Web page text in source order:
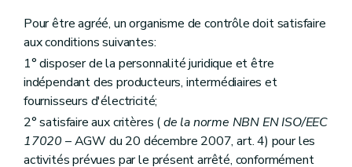
Pour être agréé, un organisme de contrôle doit satisfaire
aux conditions suivantes:
1° disposer de la personnalité juridique et être
indépendant des producteurs, intermédiaires et
fournisseurs d'électricité;
2° satisfaire aux critères (de la norme NBN EN ISO/EEC
17020 – AGW du 20 décembre 2007, art. 4) pour les
activités prévues par le présent arrêté, conformément